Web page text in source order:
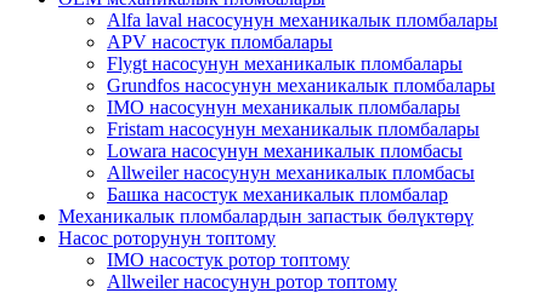
Alfa laval насосунун механикалык пломбалары
APV насостук пломбалары
Flygt насосунун механикалык пломбалары
Grundfos насосунун механикалык пломбалары
IMO насосунун механикалык пломбалары
Fristam насосунун механикалык пломбалары
Lowara насосунун механикалык пломбасы
Allweiler насосунун механикалык пломбасы
Башка насостук механикалык пломбалар
Механикалык пломбалардын запастык бөлүктөрү
Насос роторунун топтому
IMO насостук ротор топтому
Allweiler насосунун ротор топтому